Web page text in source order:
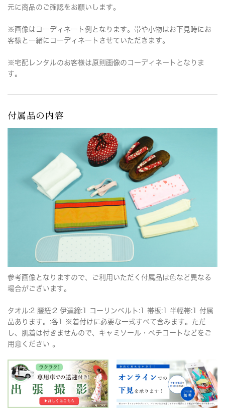
元に商品のご確認をお願いします。
※画像はコーディネート例となります。帯や小物はお下見時にお
客様と一緒にコーディネートさせていただきます。
※宅配レンタルのお客様は原則画像のコーディネートとなりま
す。
付属品の内容
参考画像となりますので、ご利用いただく付属品は色など異なる
場合がございます。
タオル:2 腰紐:2 伊達締:1 コーリンベルト:1 帯板:1 半幅帯:1 付属
品あります。:各1 ※着付けに必要な一式すべて含みます。ただ
し、肌着は付きませんので、キャミソール・ペチコートなどをご
用意ください 。